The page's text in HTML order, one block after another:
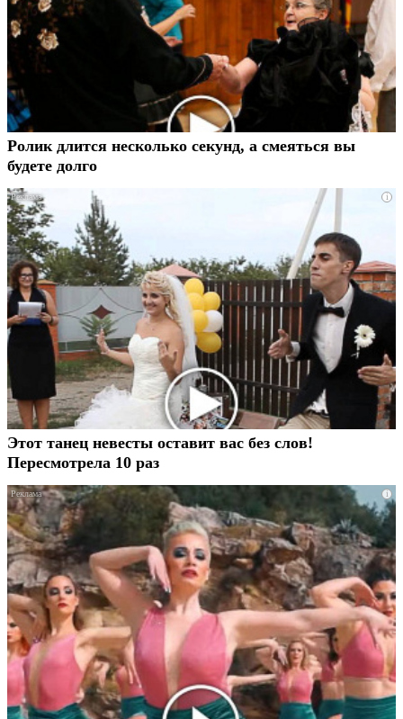
Ролик длится несколько секунд, а смеяться вы
будете долго
i
Этот танец невесты оставит вас без слов!
Пересмотрела 10 раз
i